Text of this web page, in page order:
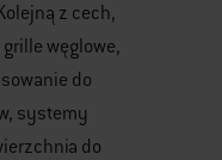
z cech,
węglowe,
do
systemy
do